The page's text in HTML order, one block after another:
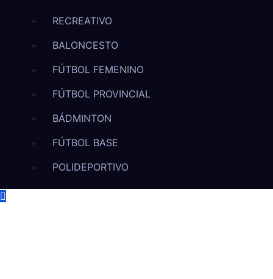
RECREATIVO
BALONCESTO
FÚTBOL FEMENINO
FÚTBOL PROVINCIAL
BÁDMINTON
FÚTBOL BASE
POLIDEPORTIVO